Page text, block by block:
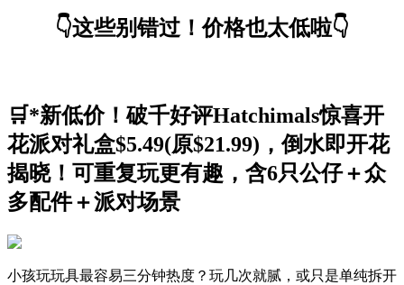
👇这些别错过！价格也太低啦👇
🛒*新低价！破千好评Hatchimals惊喜开
花派对礼盒$5.49(原$21.99)，倒水即开花
揭晓！可重复玩更有趣，含6只公仔＋众
多配件＋派对场景
小孩玩玩具最容易三分钟热度？玩几次就腻，或只是单纯拆开